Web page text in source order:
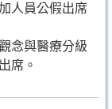
人員公假出席
念與醫療分級
席。